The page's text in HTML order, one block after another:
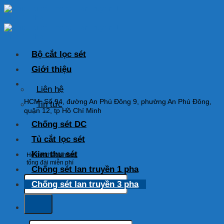
Skip
content
HOTLINE: 0925 038 097
HCM: Số 94, đường An Phú Đông 9, phường An Phú Đông,
quận 12, tp Hồ Chí Minh
Hỗ trợ khách hàng
tổng đài miễn phí
Tìm
kiếm:
Bộ cắt lọc sét
Giới thiệu
Liên hệ
Tin tức
Chống sét DC
Tủ cắt lọc sét
Kim thu sét
Chống sét lan truyền 1 pha
Chống sét lan truyền 3 pha